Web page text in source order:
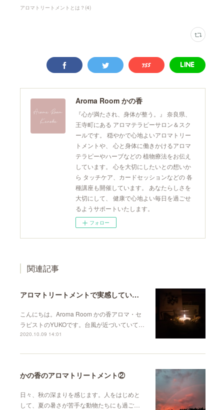
アロマトリートメントとは？ (4)
Aroma Room かの香
『心が満たされ、身体が整う。』 奈良県、
王寺町にある アロマテラピーサロン＆スク
ールです。 穏やかで心地よいアロマトリー
トメントや、 心と身体に働きかけるアロマ
テラピーやハーブなどの 植物療法をお伝え
しています。 心を大切にしたいとの想いか
ら タッチケア、カードセッションなどの 各
種講座も開催しています。 あなたらしさを
大切にして、 健康で心地よい毎日を過ごせ
るようサポートいたします。
フォロー
関連記事
アロマトリートメントで実感していること。
こんにちは。Aroma Room かの香アロマ・セ
ラピストのYUKOです。台風が近づいていて…
2020.10.09 14:01
かの香のアロマトリートメント②
日々、秋の深まりを感じます。人をはじめと
して、夏の暑さが苦手な動物たちにも過ご…